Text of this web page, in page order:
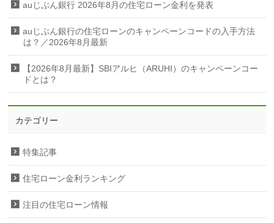
auじぶん銀行 2026年8月の住宅ローン金利を発表
auじぶん銀行の住宅ローンのキャンペーンコードの入手方法
は？／2026年8月最新
【2026年8月最新】SBIアルヒ（ARUHI）のキャンペーンコー
ドとは？
カテゴリー
特集記事
住宅ローン金利ランキング
注目の住宅ローン情報